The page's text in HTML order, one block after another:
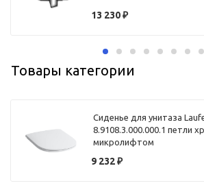
13 230₽
Товары категории
Сиденье для унитаза
8.9108.3.000.000.1 петли
микролифтом
9 232₽